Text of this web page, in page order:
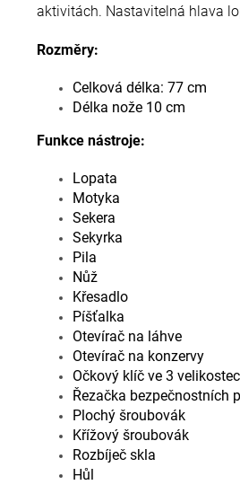
aktivitách. Nastavitelná hlava
Rozměry:
Celková délka: 77 cm
Délka nože 10 cm
Funkce nástroje:
Lopata
Motyka
Sekera
Sekyrka
Pila
Nůž
Křesadlo
Píšťalka
Otevírač na láhve
Otevírač na konzervy
Očkový klíč ve 3
Řezačka bezpečnostních
Plochý šroubovák
Křížový šroubovák
Rozbíječ skla
Hůl